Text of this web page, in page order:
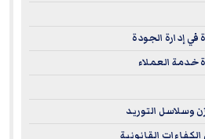
Thinking about stepping up your
why picking an ILM-recognized
are a big deal to employers. They
to international
إدارة الجودة
العملاء
وسلاسل التوريد
القانونية